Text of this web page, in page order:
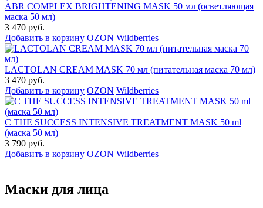
ABR COMPLEX BRIGHTENING MASK 50 мл (осветляющая
маска 50 мл)
3 470 руб.
Добавить в корзину OZON Wildberries
LACTOLAN CREAM MASK 70 мл (питательная маска 70 мл)
3 470 руб.
Добавить в корзину OZON Wildberries
C THE SUCCESS INTENSIVE TREATMENT MASK 50 ml
(маска 50 мл)
3 790 руб.
Добавить в корзину OZON Wildberries
Маски для лица